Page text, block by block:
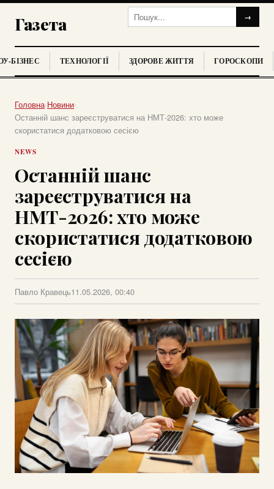
Газета →
БІЗНЕС ТЕХНОЛОГІЇ ЗДОРОВЕ ЖИТТЯ ГОРОСКОПИ
Головна›Новини›
Останній шанс зареєструватися на НМТ-2026: хто може
скористатися додатковою сесією
NEWS
Останній шанс
зареєструватися на
НМТ-2026: хто може
скористатися додатковою
сесією
Павло Кравець11.05.2026, 00:40